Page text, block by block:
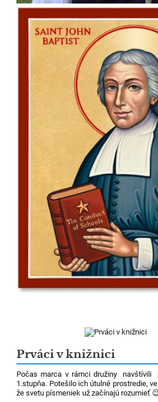
Prváci v knižnici
Počas marca v rámci družiny navštívili
1.stupňa. Potešilo ich útulné prostredie,
že svetu písmeniek už začínajú rozumieť